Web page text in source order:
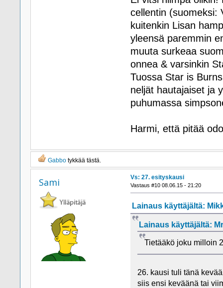
cellentin (suomeksi:
kuitenkin Lisan
yleensä paremmin
muuta surkeaa
onnea & varsinkin
Tuossa Star is
neljät hautajaiset ja
puhumassa
Harmi, että pitää
Gabbotykkää tästä.
Sami Vs: 27. esityskausi
Vastaus #10 08.06.15 - 21:20
Lainaus käyttäjältä:
Lainaus käyttäjältä:
Tietääkö joku milloin
26. kausi tuli tänä
siis ensi keväänä tai